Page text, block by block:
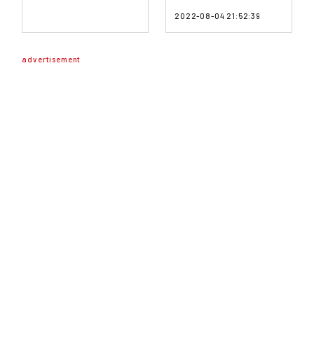
2022-08-04 21:52:39
advertisement